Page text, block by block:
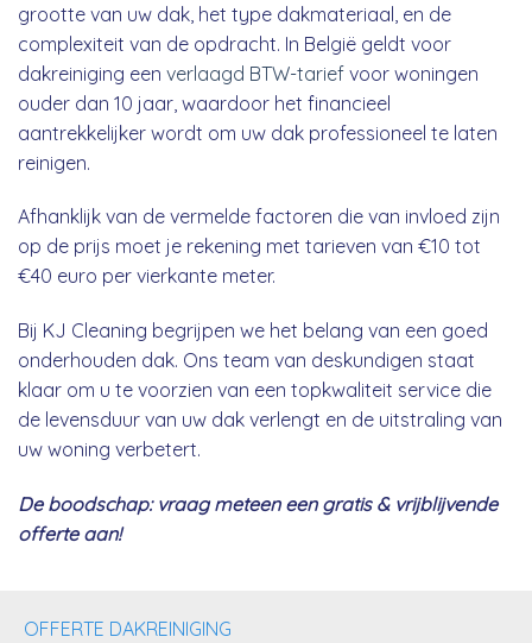
grootte van uw dak, het type dakmateriaal, en de
complexiteit van de opdracht. In België geldt voor
dakreiniging een verlaagd BTW-tarief voor woningen
ouder dan 10 jaar, waardoor het financieel
aantrekkelijker wordt om uw dak professioneel te laten
reinigen.
Afhanklijk van de vermelde factoren die van invloed zijn
op de prijs moet je rekening met tarieven van €10 tot
€40 euro per vierkante meter.
Bij KJ Cleaning begrijpen we het belang van een goed
onderhouden dak. Ons team van deskundigen staat
klaar om u te voorzien van een topkwaliteit service die
de levensduur van uw dak verlengt en de uitstraling van
uw woning verbetert.
De boodschap: vraag meteen een gratis & vrijblijvende
offerte aan!
OFFERTE DAKREINIGING